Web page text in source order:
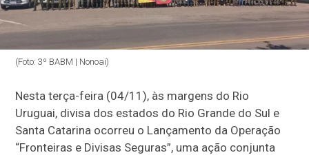
(Foto: 3º BABM | Nonoai)
Nesta terça-feira (04/11), às margens do Rio
Uruguai, divisa dos estados do Rio Grande do Sul e
Santa Catarina ocorreu o Lançamento da Operação
“Fronteiras e Divisas Seguras”, uma ação conjunta